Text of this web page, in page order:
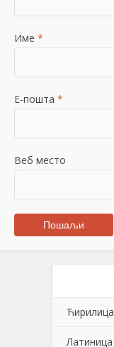
Име *
Е-пошта *
Веб место
Ћирилица
Латиница